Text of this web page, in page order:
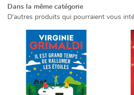
Dans la même catégorie
D'autres produits qui pourraient vous